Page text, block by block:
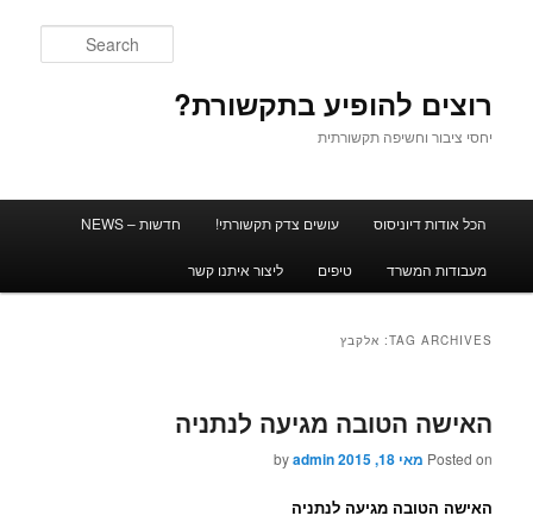
רוצים להופיע בתקשורת?
יחסי ציבור וחשיפה תקשורתית
Main
Skip to primary content
Skip to secondary content
הכל אודות דיוניסוס עושים צדק תקשורתי! חדשות – NEWS
מעבודות המשרד טיפים ליצור איתנו קשר
TAG ARCHIVES: אלקבץ
האישה הטובה מגיעה לנתניה
Posted onמאי 18, 2015 byadmin
האישה הטובה מגיעה לנתניה